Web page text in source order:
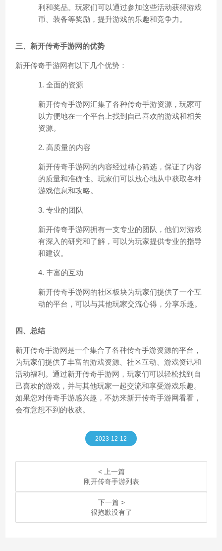
利和奖品。玩家们可以通过参加这些活动获得游戏
币、装备等奖励，提升游戏的乐趣和竞争力。
三、新开传奇手游网的优势
新开传奇手游网有以下几个优势：
1. 全面的资源
新开传奇手游网汇集了各种传奇手游资源，玩家可
以方便地在一个平台上找到自己喜欢的游戏和相关
资源。
2. 高质量的内容
新开传奇手游网的内容经过精心筛选，保证了内容
的质量和准确性。玩家们可以放心地从中获取各种
游戏信息和攻略。
3. 专业的团队
新开传奇手游网拥有一支专业的团队，他们对游戏
有深入的研究和了解，可以为玩家提供专业的指导
和建议。
4. 丰富的互动
新开传奇手游网的社区板块为玩家们提供了一个互
动的平台，可以与其他玩家交流心得，分享乐趣。
四、总结
新开传奇手游网是一个集合了各种传奇手游资源的平台，
为玩家们提供了丰富的游戏资源、社区互动、游戏资讯和
活动福利。通过新开传奇手游网，玩家们可以轻松找到自
己喜欢的游戏，并与其他玩家一起交流和享受游戏乐趣。
如果您对传奇手游感兴趣，不妨来新开传奇手游网看看，
会有意想不到的收获。
2023-12-12
< 上一篇
刚开传奇手游列表
下一篇 >
很抱歉没有了